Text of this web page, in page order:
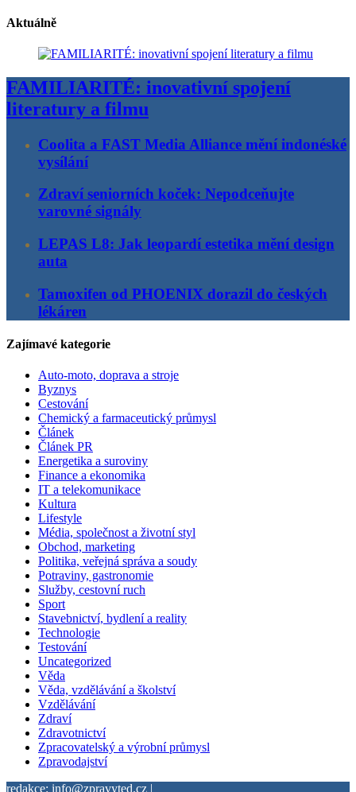
Aktuálně
FAMILIARITÉ: inovativní spojení
literatury a filmu
Coolita a FAST Media Alliance mění indonéské
vysílání
Zdraví seniorních koček: Nepodceňujte
varovné signály
LEPAS L8: Jak leopardí estetika mění design
auta
Tamoxifen od PHOENIX dorazil do českých
lékáren
Zajímavé kategorie
Auto-moto, doprava a stroje
Byznys
Cestování
Chemický a farmaceutický průmysl
Článek
Článek PR
Energetika a suroviny
Finance a ekonomika
IT a telekomunikace
Kultura
Lifestyle
Média, společnost a životní styl
Obchod, marketing
Politika, veřejná správa a soudy
Potraviny, gastronomie
Služby, cestovní ruch
Sport
Stavebnictví, bydlení a reality
Technologie
Testování
Uncategorized
Věda
Věda, vzdělávání a školství
Vzdělávání
Zdraví
Zdravotnictví
Zpracovatelský a výrobní průmysl
Zpravodajství
redakce: info@zpravyted.cz |